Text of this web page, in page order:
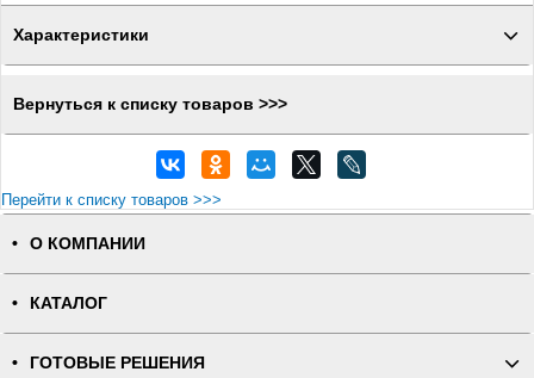
Характеристики
Вернуться к списку товаров >>>
Перейти к списку товаров >>>
О КОМПАНИИ
КАТАЛОГ
ГОТОВЫЕ РЕШЕНИЯ